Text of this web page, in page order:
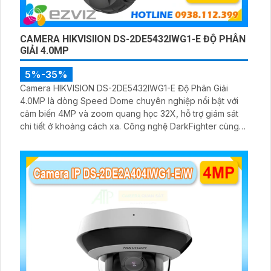
CAMERA HIKVISIION DS-2DE5432IWG1-E ĐỘ PHÂN
GIẢI 4.0MP
5%-35%
Camera HIKVISION DS-2DE5432IWG1-E Độ Phân Giải
4.0MP là dòng Speed Dome chuyên nghiệp nổi bật với
cảm biến 4MP và zoom quang học 32X, hỗ trợ giám sát
chi tiết ở khoảng cách xa. Công nghệ DarkFighter cùng
kiện ánh sáng yếu, phù hợp cho nhiều công trình quy mô
lớn